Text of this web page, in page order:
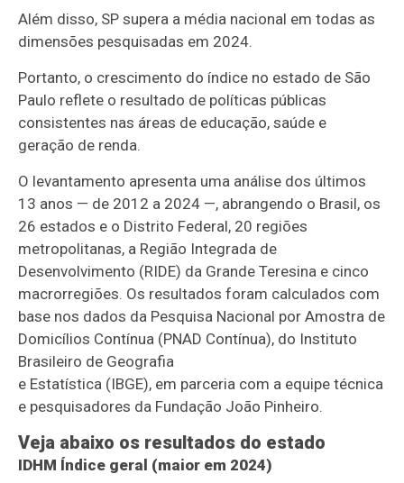
Além disso, SP supera a média nacional em todas as
dimensões pesquisadas em 2024.
Portanto, o crescimento do índice no estado de São
Paulo reflete o resultado de políticas públicas
consistentes nas áreas de educação, saúde e
geração de renda.
O levantamento apresenta uma análise dos últimos
13 anos — de 2012 a 2024 —, abrangendo o Brasil, os
26 estados e o Distrito Federal, 20 regiões
metropolitanas, a Região Integrada de
Desenvolvimento (RIDE) da Grande Teresina e cinco
macrorregiões. Os resultados foram calculados com
base nos dados da Pesquisa Nacional por Amostra de
Domicílios Contínua (PNAD Contínua), do Instituto
Brasileiro de Geografia
e Estatística (IBGE), em parceria com a equipe técnica
e pesquisadores da Fundação João Pinheiro.
Veja abaixo os resultados do estado
IDHM Índice geral (maior em 2024)